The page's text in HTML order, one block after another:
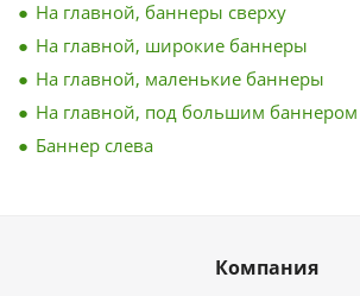
На главной, баннеры сверху
На главной, широкие баннеры
На главной, маленькие баннеры
На главной, под большим баннером
Баннер слева
Компания